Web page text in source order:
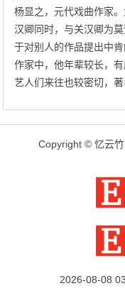
杨显之，元代戏曲作家
汉卿同时，与关汉卿为
于对别人的作品提出中
作家中，他年辈较长，
艺人们来往也较密切，
Copyright © 忆云竹
2026-08-08